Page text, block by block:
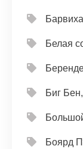
Белая
Биг
Боярд